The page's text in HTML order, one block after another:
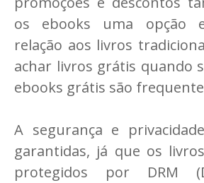
os ebooks uma opção
relação aos livros
achar livros grátis quando
ebooks grátis são
A segurança e
garantidas, já que os
protegidos por DRM